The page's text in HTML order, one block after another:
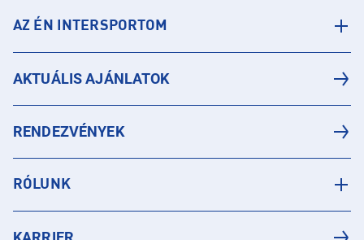
AZ ÉN INTERSPORTOM
AKTUÁLIS AJÁNLATOK
RENDEZVÉNYEK
RÓLUNK